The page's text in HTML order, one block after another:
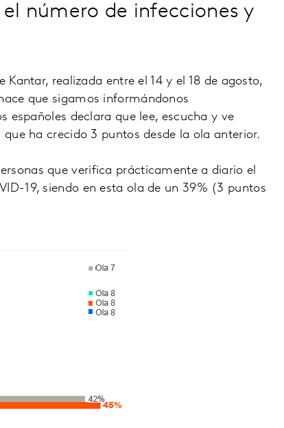
número de infecciones y
realizada entre el 14 y el 18 de agosto,
que sigamos informándonos
españoles declara que lee, escucha y ve
ha crecido 3 puntos desde la ola anterior.
que verifica prácticamente a diario el
19, siendo en esta ola de un 39% (3 puntos